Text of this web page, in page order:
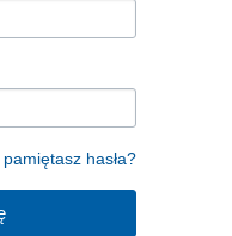
pamiętasz hasła?